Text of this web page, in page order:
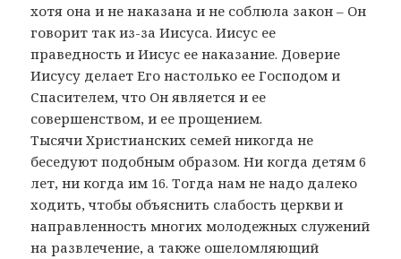
хотя она и не наказана и не соблюла закон – Он
говорит так из-за Иисуса. Иисус ее
праведность и Иисус ее наказание. Доверие
Иисусу делает Его настолько ее Господом и
Спасителем, что Он является и ее
совершенством, и ее прощением.
Тысячи Христианских семей никогда не
беседуют подобным образом. Ни когда детям 6
лет, ни когда им 16. Тогда нам не надо далеко
ходить, чтобы объяснить слабость церкви и
направленность многих молодежных служений
на развлечение, а также ошеломляющий